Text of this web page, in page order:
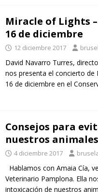
Miracle of Lights
16 de diciembre
12 diciembre 2017
David Navarro Turres,
nos presenta el concierto de
16 de diciembre en el
Consejos para
nuestros
4 diciembre 2017
Hablamos con Amaia Cía,
Veterinario Pamplona. Ella
intoxicación de nuestros